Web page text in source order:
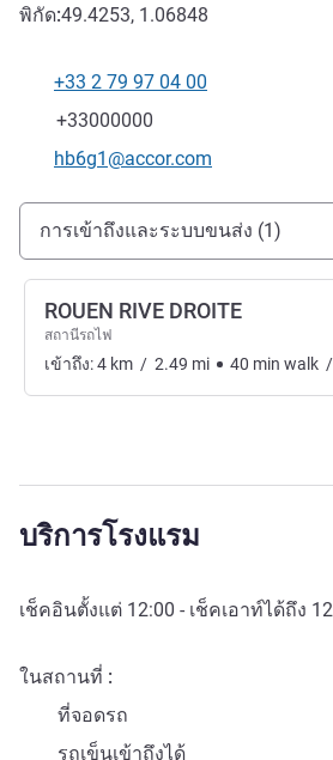
พิกัด:49.4253, 1.06848
โทรศัพท์
+33 2 79 97 04 00
แฟกซ์
+33000000
อีเมลติดต่อ
hb6g1@accor.com
การเข้าถึงและการเดินทาง
การเข้าถึงและระบบขนส่ง (1)
ROUEN RIVE DROITE
สถานีรถไฟ
เข้าถึง:4 km / 2.49 mi 40 min walk /
บริการโรงแรม
เช็คอินตั้งแต่ 12:00 - เช็คเอาท์ได้ถึง
ในสถานที่
ที่จอดรถ
รถเข็นเข้าถึงได้